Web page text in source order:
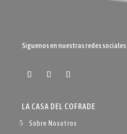
Siguenos en nuestras redes sociales
LA CASA DEL COFRADE
Sobre Nosotros